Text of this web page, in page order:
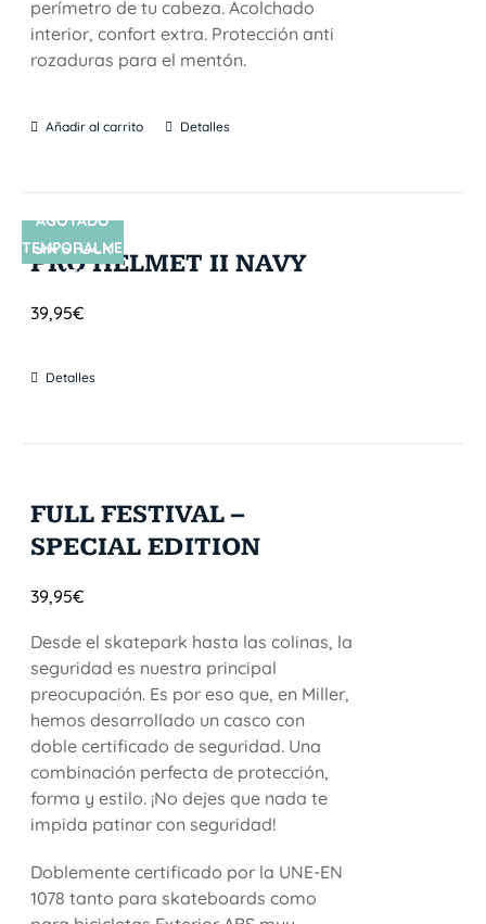
perímetro de tu cabeza. Acolchado
interior, confort extra. Protección anti
rozaduras para el mentón.
Añadir al carrito Detalles
SIN STOCK
AGOTADO
TEMPORALME
NTE
PRO HELMET II NAVY
39,95€
Detalles
FULL FESTIVAL –
SPECIAL EDITION
39,95€
Desde el skatepark hasta las colinas, la
seguridad es nuestra principal
preocupación. Es por eso que, en Miller,
hemos desarrollado un casco con
doble certificado de seguridad. Una
combinación perfecta de protección,
forma y estilo. ¡No dejes que nada te
impida patinar con seguridad!
Doblemente certificado por la UNE-EN
1078 tanto para skateboards como